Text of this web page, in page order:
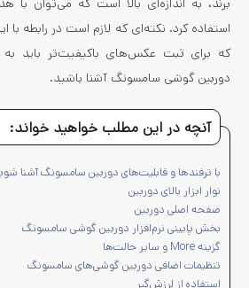
برند، به اندازه‌ای بالا است که می‌توان
استفاده کرد. نکته‌ای که لازم است در رابطه
که برای ثبت عکس‌های باکیفیت‌تر باید به
دوربین گوشی سامسونگ آشنا باشید.
آنچه در این مطلب خواهید خواند:
با ترفندها و قابلیت‌های دوربین سامسونگ آشنا
نوار ابزار بالای دوربین
صفحه اصلی دوربین
بخش پایینی نرم‌افزار دوربین گوشی سامسونگ
گزینه More و سایر حالت‌ها
تنظیمات اضافی دوربین گوشی‌های سامسونگ
استفاده از لرزش‌گیر